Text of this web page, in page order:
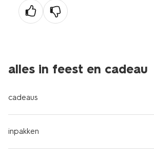
pagina
alles in feest en cadeau
cadeaus
inpakken